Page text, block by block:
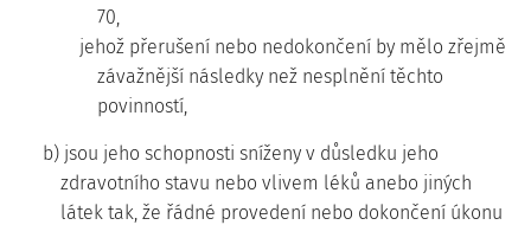
70,
jehož přerušení nebo nedokončení by mělo zřejmě
závažnější následky než nesplnění těchto
povinností,
b) jsou jeho schopnosti sníženy v důsledku jeho
zdravotního stavu nebo vlivem léků anebo jiných
látek tak, že řádné provedení nebo dokončení úkonu